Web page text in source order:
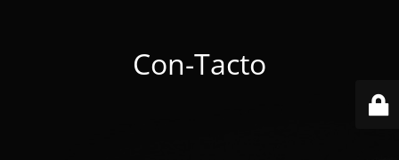
Con-Tacto